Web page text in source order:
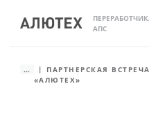
АПС
...
ПАРТНЕРСКАЯ
«АЛЮТЕХ»